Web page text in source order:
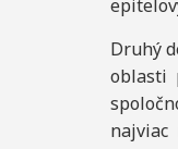
Druhý
oblasti
najviac